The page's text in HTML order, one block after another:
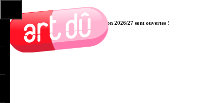
Les pré-inscriptions aux cours pour la saison 2026/27 sont ouvertes !